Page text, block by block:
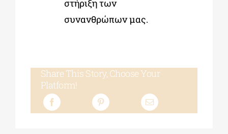
στήριξη των
συνανθρώπων μας.
Share This Story, Choose Your
Platform!